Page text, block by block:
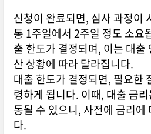
신청이 완료되면, 심사 과정이
통 1주일에서 2주일 정도 소요
출 한도가 결정되며, 이는 대출
산 상황에 따라 달라집니다.
대출 한도가 결정되면, 필요한
령하게 됩니다. 이때, 대출 금
동될 수 있으니, 사전에 금리에
다.